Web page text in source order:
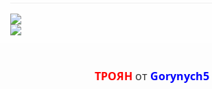
ТРОЯН от Gorynych5